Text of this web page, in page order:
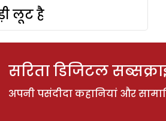
लूट है
सरिता डिजिटल
अपनी पसंदीदा कहानियां और